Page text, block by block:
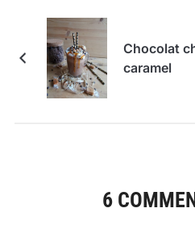
Chocolat
caramel
6